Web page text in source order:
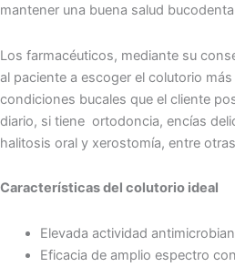
mantener una buena salud
Los farmacéuticos, mediante su
al paciente a escoger el colutorio
condiciones bucales que el cliente
diario, si tiene ortodoncia, encías
halitosis oral y xerostomía, entre
Características del colutorio ideal
Elevada actividad
Eficacia de amplio espectro